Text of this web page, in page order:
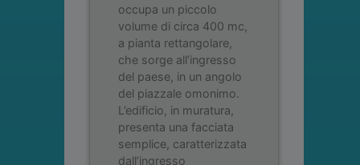
occupa un piccolo
volume di circa 400 mc,
a pianta rettangolare,
che sorge all’ingresso
del paese, in un angolo
del piazzale omonimo.
L’edificio, in muratura,
presenta una facciata
semplice, caratterizzata
dall’ingresso